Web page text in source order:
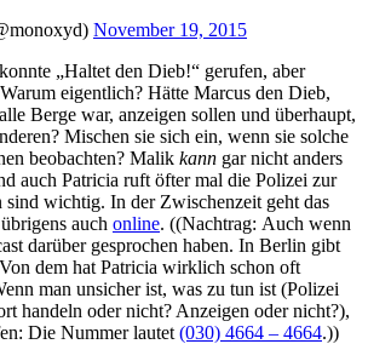
November 19, 2015
„Haltet den Dieb!“ gerufen, aber
eigentlich? Hätte Marcus den Dieb,
Berge war, anzeigen sollen und überhaupt,
Mischen sie sich ein, wenn sie solche
beobachten? Malik kann gar nicht anders
auch Patricia ruft öfter mal die Polizei zur
wichtig. In der Zwischenzeit geht das
auch online. ((Nachtrag: Auch wenn
darüber gesprochen haben. In Berlin gibt
dem hat Patricia wirklich schon oft
man unsicher ist, was zu tun ist (Polizei
handeln oder nicht? Anzeigen oder nicht?),
Die Nummer lautet (030) 4664 – 4664.))